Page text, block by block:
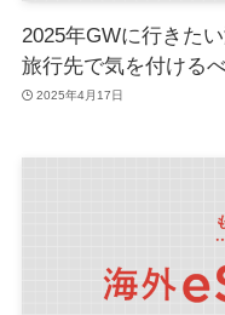
2025年GWに行きた
旅行先で気を付ける
2025年4月17日